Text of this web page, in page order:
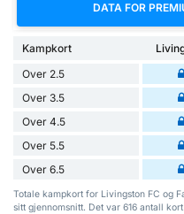
DATA FOR
Kampkort
Over 2.5
Over 3.5
Over 4.5
Over 5.5
Over 6.5
Totale kampkort for Livingston FC og
sitt gjennomsnitt. Det var 616 antall